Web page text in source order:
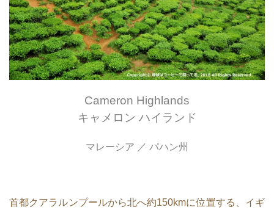
Cameron Highlands
キャメロン ハイランド
マレーシア ／ パハン州
首都クアラルンプールから北へ約150kmに位置する、イギ